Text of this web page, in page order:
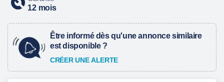
12 mois
Être informé dès qu'une annonce similaire
est disponible ?
CRÉER UNE ALERTE